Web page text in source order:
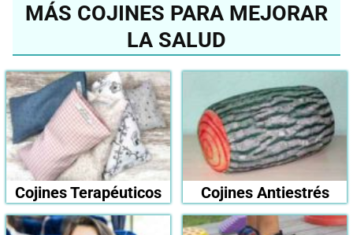
MÁS COJINES PARA MEJORAR
LA SALUD
Cojines Terapéuticos Cojines Antiestrés